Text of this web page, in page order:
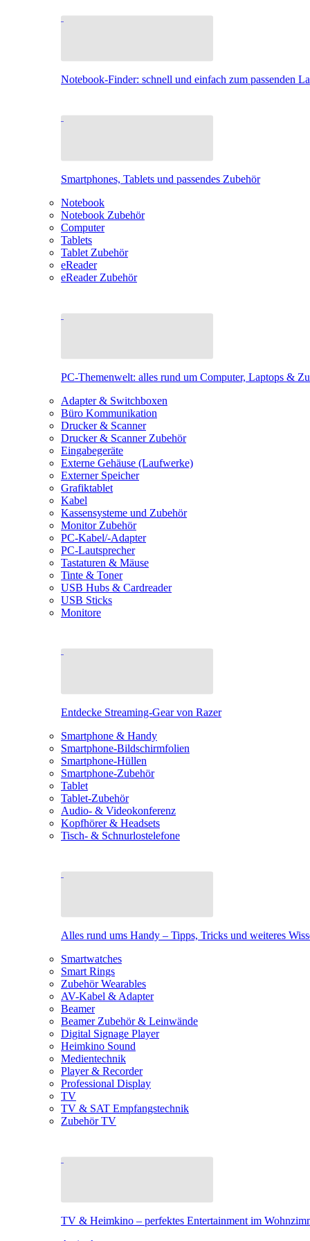
Notebook-Finder: schnell und einfach zum passenden
Smartphones, Tablets und passendes Zubehör
Notebook
Notebook Zubehör
Computer
Tablets
Tablet Zubehör
eReader
eReader Zubehör
PC-Themenwelt: alles rund um Computer, Laptops &
Adapter & Switchboxen
Büro Kommunikation
Drucker & Scanner
Drucker & Scanner Zubehör
Eingabegeräte
Externe Gehäuse (Laufwerke)
Externer Speicher
Grafiktablet
Kabel
Kassensysteme und Zubehör
Monitor Zubehör
PC-Kabel/-Adapter
PC-Lautsprecher
Tastaturen & Mäuse
Tinte & Toner
USB Hubs & Cardreader
USB Sticks
Monitore
Entdecke Streaming-Gear von Razer
Smartphone & Handy
Smartphone-Bildschirmfolien
Smartphone-Hüllen
Smartphone-Zubehör
Tablet
Tablet-Zubehör
Audio- & Videokonferenz
Kopfhörer & Headsets
Tisch- & Schnurlostelefone
Alles rund ums Handy – Tipps, Tricks und weiteres
Smartwatches
Smart Rings
Zubehör Wearables
AV-Kabel & Adapter
Beamer
Beamer Zubehör & Leinwände
Digital Signage Player
Heimkino Sound
Medientechnik
Player & Recorder
Professional Display
TV
TV & SAT Empfangstechnik
Zubehör TV
TV & Heimkino – perfektes Entertainment im